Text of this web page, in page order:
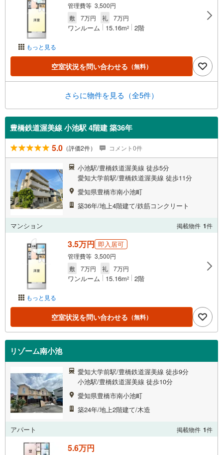
もっと見る
管理費等 3,500円
敷
7万円 礼 7万円
ワンルーム 15.16m2 2階
空室状況を問い合わせる （無料）
さらに物件を見る（全5件）
豊橋鉄道渥美線 小池駅 4階建 築36年
5.0 （評価2件） コメント0件
小池駅/豊橋鉄道渥美線 徒歩5分
愛知大学前駅/豊橋鉄道渥美線 徒歩11分
愛知県豊橋市南小池町
築36年/地上4階建て/鉄筋コンクリート
マンション 掲載物件 1件
もっと見る
3.5万円 即入居可
管理費等 3,500円
敷
7万円 礼 7万円
ワンルーム 15.16m2 2階
空室状況を問い合わせる （無料）
リゾーム南小池
愛知大学前駅/豊橋鉄道渥美線 徒歩9分
小池駅/豊橋鉄道渥美線 徒歩10分
愛知県豊橋市南小池町
築24年/地上2階建て/木造
アパート 掲載物件 1件
5.6万円